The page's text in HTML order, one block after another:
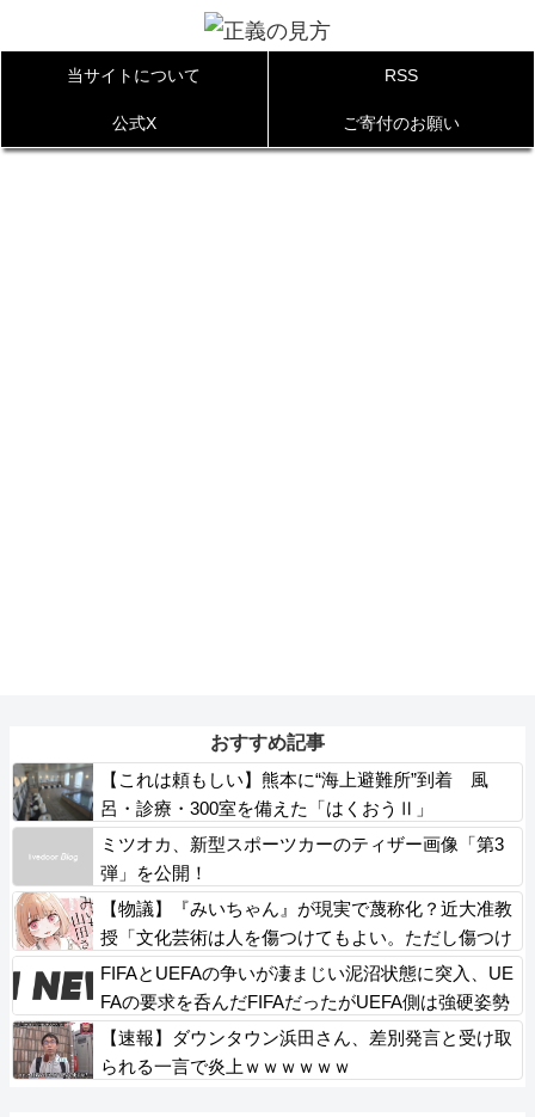
当サイトについて RSS
公式X ご寄付のお願い
おすすめ記事
【これは頼もしい】熊本に“海上避難所”到着 風
呂・診療・300室を備えた「はくおうⅡ」
ミツオカ、新型スポーツカーのティザー画像「第3
弾」を公開！
【物議】『みいちゃん』が現実で蔑称化？近大准教
授「文化芸術は人を傷つけてもよい。ただし傷つけ
方がある」
FIFAとUEFAの争いが凄まじい泥沼状態に突入、UE
FAの要求を呑んだFIFAだったがUEFA側は強硬姿勢
を崩さず……
【速報】ダウンタウン浜田さん、差別発言と受け取
られる一言で炎上ｗｗｗｗｗｗ